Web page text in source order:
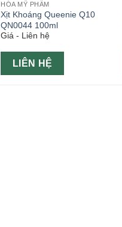
HÓA MỸ PHẨM
Xịt Khoáng Queenie Q10
QN0044 100ml
Giá - Liên hệ
LIÊN HỆ